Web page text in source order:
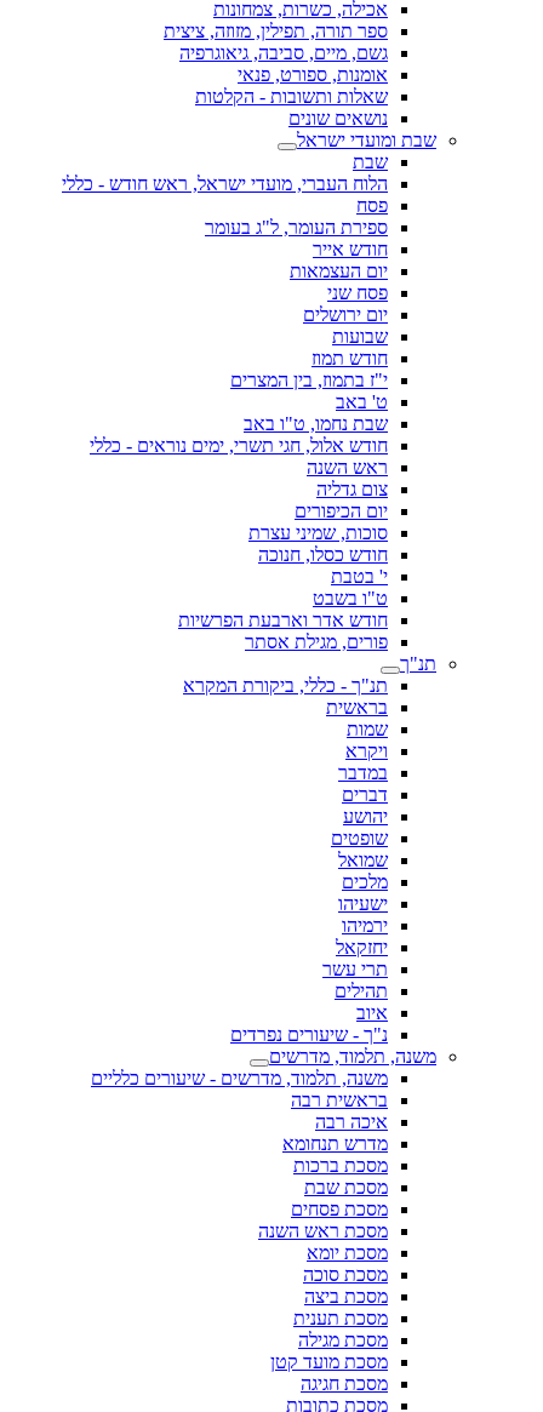
אכילה, כשרות, צמחונות
ספר תורה, תפילין, מזוזה, ציצית
גשם, מיים, סביבה, גיאוגרפיה
אומנות, ספורט, פנאי
שאלות ותשובות - הקלטות
נושאים שונים
שבת ומועדי ישראל
שבת
הלוח העברי, מועדי ישראל, ראש חודש - כללי
פסח
ספירת העומר, ל"ג בעומר
חודש אייר
יום העצמאות
פסח שני
יום ירושלים
שבועות
חודש תמוז
י"ז בתמוז, בין המצרים
ט' באב
שבת נחמו, ט"ו באב
חודש אלול, חגי תשרי, ימים נוראים - כללי
ראש השנה
צום גדליה
יום הכיפורים
סוכות, שמיני עצרת
חודש כסלו, חנוכה
י' בטבת
ט"ו בשבט
חודש אדר וארבעת הפרשיות
פורים, מגילת אסתר
תנ"ך
תנ"ך - כללי, ביקורת המקרא
בראשית
שמות
ויקרא
במדבר
דברים
יהושע
שופטים
שמואל
מלכים
ישעיהו
ירמיהו
יחזקאל
תרי עשר
תהילים
איוב
נ"ך - שיעורים נפרדים
משנה, תלמוד, מדרשים
משנה, תלמוד, מדרשים - שיעורים כלליים
בראשית רבה
איכה רבה
מדרש תנחומא
מסכת ברכות
מסכת שבת
מסכת פסחים
מסכת ראש השנה
מסכת יומא
מסכת סוכה
מסכת ביצה
מסכת תענית
מסכת מגילה
מסכת מועד קטן
מסכת חגיגה
מסכת כתובות